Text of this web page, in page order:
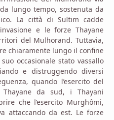
lungo tempo, sostenuta da
La città di Sultim cadde
e le forze Thayane
del Mulhorand. Tuttavia,
chiaramente lungo il confine
occasionale stato vassallo
e distruggendo diversi
quando l’esercito del
da sud, i Thayani
che l’esercito Murghômi,
attaccando da est. Le forze